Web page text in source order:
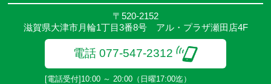
●講座は、月4回(週1回),月3回,2回,1回,臨時講座いろいろあります
●参加人数が一定に満たない場合、体験や講座開講を中止または延
期することがあります。
●その他、詳しい内容については、ご入会時にご説明をさせていた
だきます。
〒520-2152
滋賀県大津市月輪1丁目3番8号 アル・プラザ瀬田店4F
電話 077-547-2312
[電話受付]10:00 ～ 20:00（日曜17:00迄）